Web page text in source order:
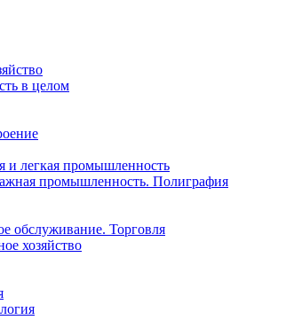
в целом
и легкая промышленность
промышленность. Полиграфия
обслуживание. Торговля
хозяйство